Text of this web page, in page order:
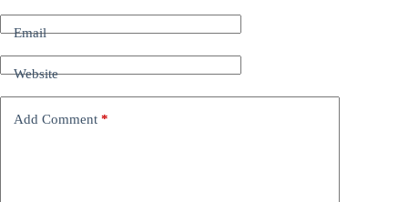
Email
Website
Add Comment *